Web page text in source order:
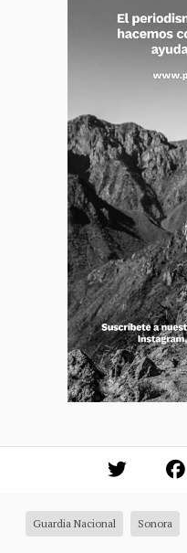
Guardia Nacional Sonora